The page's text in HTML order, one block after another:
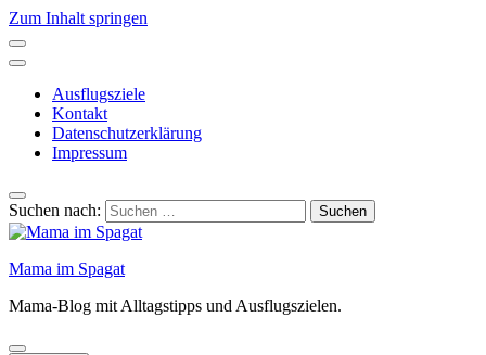
Zum Inhalt springen
Ausflugsziele
Kontakt
Datenschutzerklärung
Impressum
Suchen nach:
Mama im Spagat
Mama-Blog mit Alltagstipps und Ausflugszielen.